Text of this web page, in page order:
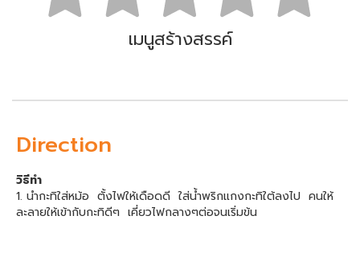
เมนูสร้างสรรค์
Direction
วิธีทำ
1. นำกะทิใส่หม้อ ตั้งไฟให้เดือดดี ใส่น้ำพริกแกงกะทิใต้ลงไป คนให้
ละลายให้เข้ากับกะทิดีๆ เคี่ยวไฟกลางๆต่อจนเริ่มข้น